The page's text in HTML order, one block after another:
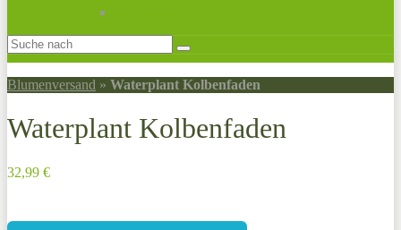
Blumenversand » Waterplant Kolbenfaden
Waterplant Kolbenfaden
32,99 €